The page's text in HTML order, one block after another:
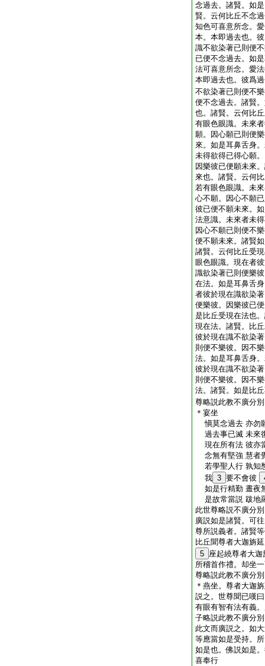
念過去。諸賢。如
賢。云何比丘不念
知色可喜意所念。
本。本即過去也。
識不欲染著已則便
已便不念過去。如
法可喜意所念。愛
本即過去也。彼爲
不欲染著已則便不
便不念過去。諸賢
也。諸賢。云何比
有眼色眼識。未來
願。因心願已則便
來。如是耳鼻舌身
未得欲得已得心願
因樂彼已便願未來
來也。諸賢。云何
若有眼色眼識。未
心不願。因心不願
彼已便不願未來。
法意識。未來者未
因心不願已則便不
便不願未來。諸賢
諸賢。云何比丘受
眼色眼識。現在者
識欲染著已則便樂
在法。如是耳鼻舌
者彼於現在識欲染
便樂彼。因樂彼已
是比丘受現在法也
現在法。諸賢。比
彼於現在識不欲染
則便不樂彼。因不
法。如是耳鼻舌身
彼於現在識不欲染
則便不樂彼。因不
法。諸賢。如是比
尊略説此教不廣分
＊宴坐
愼莫念過去 亦勿
過去事已滅 未來
現在所有法 彼亦
念無有堅強 慧者
若學聖人行 孰知
我 3 要不會彼
如是行精勤 晝夜
是故常當説 跋地
此世尊略説不廣分
廣説如是諸賢。可
尊所説義者。諸賢
比丘聞尊者大迦旃
5 座起繞尊者大
所稽首作禮。却坐
尊略説此教不廣分
＊燕坐。尊者大迦
説之。世尊聞已嘆
有眼有智有法有義
子略説此教不廣分
此文而廣説之。如
等應當如是受持。
如是也。佛説如是
喜奉行